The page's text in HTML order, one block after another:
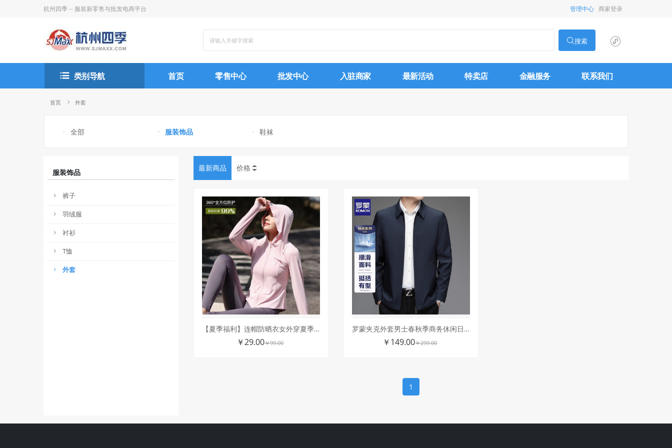
杭州四季 -- 服装新零售与批发电商平台 管理中心 商家登录
搜索
类别导航 首页 零售中心 批发中心 入驻商家 最新活动 特卖店 金融服务 联系我们
首页 外套
全部 服装饰品 鞋袜
服装饰品
裤子
羽绒服
衬衫
T恤
外套
最新商品 价格
【夏季福利】连帽防晒衣女外穿夏季薄款户外遮阳防紫外线上衣外套
￥29.00￥99.00
罗蒙夹克外套男士春秋季商务休闲日常宽松薄款上衣2025年新款春装
￥149.00￥299.00
1